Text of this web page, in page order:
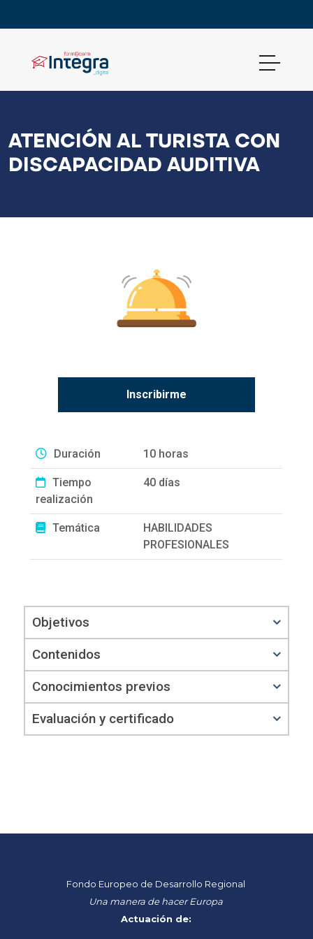
ATENCIÓN AL TURISTA CON
DISCAPACIDAD AUDITIVA
Inscribirme
Duración 10 horas
Tiempo
realización
40 días
Temática
HABILIDADES
PROFESIONALES
Objetivos
Contenidos
Conocimientos previos
Evaluación y certificado
Fondo Europeo de Desarrollo Regional
Una manera de hacer Europa
Actuación de: